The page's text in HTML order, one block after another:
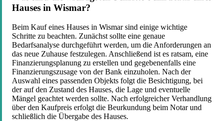
Hauses in Wismar?
Beim Kauf eines Hauses in Wismar sind einige wichtige
Schritte zu beachten. Zunächst sollte eine genaue
Bedarfsanalyse durchgeführt werden, um die Anforderungen an
das neue Zuhause festzulegen. Anschließend ist es ratsam, eine
Finanzierungsplanung zu erstellen und gegebenenfalls eine
Finanzierungszusage von der Bank einzuholen. Nach der
Auswahl eines passenden Objekts folgt die Besichtigung, bei
der auf den Zustand des Hauses, die Lage und eventuelle
Mängel geachtet werden sollte. Nach erfolgreicher Verhandlung
über den Kaufpreis erfolgt die Beurkundung beim Notar und
schließlich die Übergabe des Hauses.